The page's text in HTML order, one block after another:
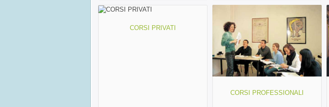
CORSI PRIVATI
CORSI PROFESSIONALI